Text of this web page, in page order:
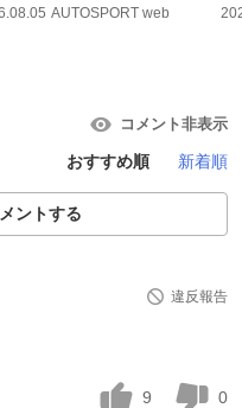
AUTOSPORT web
コメント非表示
おすすめ順 新着順
ントする
違反報告
9 0